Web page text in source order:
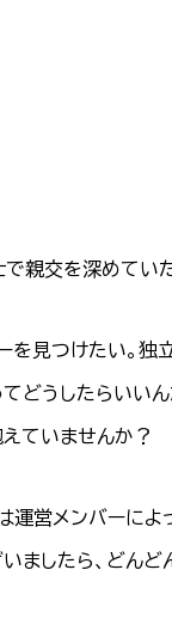
親交を深めてい
を見つけたい。独
どうしたらいい
ていませんか？
運営メンバーによ
ましたら、どん